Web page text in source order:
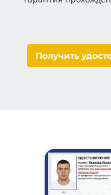
Получить